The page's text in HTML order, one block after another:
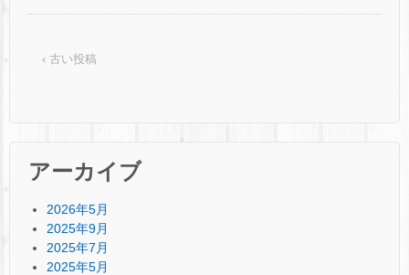
‹ 古い投稿
アーカイブ
2026年5月
2025年9月
2025年7月
2025年5月